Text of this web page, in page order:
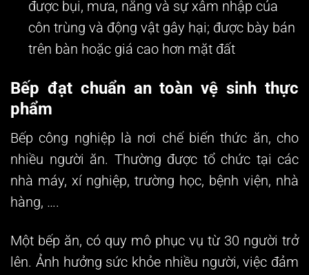
được bụi, mưa, nắng và sự xâm nhập của
côn trùng và động vật gây hại; được bày bán
trên bàn hoặc giá cao hơn mặt đất
Bếp đạt chuẩn an toàn vệ sinh thực
phẩm
Bếp công nghiệp là nơi chế biến thức ăn, cho
nhiều người ăn. Thường được tổ chức tại các
nhà máy, xí nghiệp, trường học, bệnh viện, nhà
hàng, ….
Một bếp ăn, có quy mô phục vụ từ 30 người trở
lên. Ảnh hưởng sức khỏe nhiều người, việc đảm